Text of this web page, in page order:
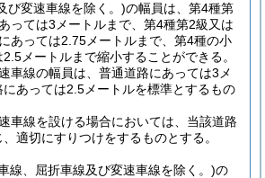
び変速車線を除く。)の幅員は、第4種第
っては3メートルまで、第4種第2級又は
あっては2.75メートルまで、第4種の小
メートルまで縮小することができる。
車線の幅員は、普通道路にあっては3メ
あっては2.5メートルを標準とするもの
車線を設ける場合においては、当該道路
適切にすりつけをするものとする。
線、屈折車線及び変速車線を除く。)の